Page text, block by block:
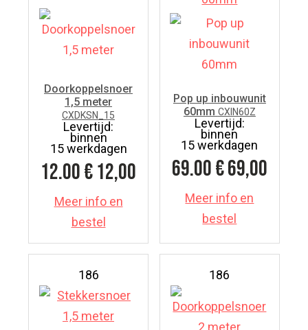
Doorkoppelsnoer
1,5 meter
CXDKSN_15
Levertijd:
binnen
15 werkdagen
12.00€ 12,00
Meer info en
bestel
Pop up inbouwunit
60mm CXIN60Z
Levertijd:
binnen
15 werkdagen
69.00€ 69,00
Meer info en
bestel
186 186